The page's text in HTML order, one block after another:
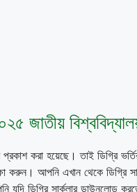
জাতীয়
প্রকাশ করা হয়েছে। তাই ডিগ্রি
করুন। আপনি এখান থেকে ডিগ্রি
যদি ডিগ্রি সার্কুলার ডাউনলোড